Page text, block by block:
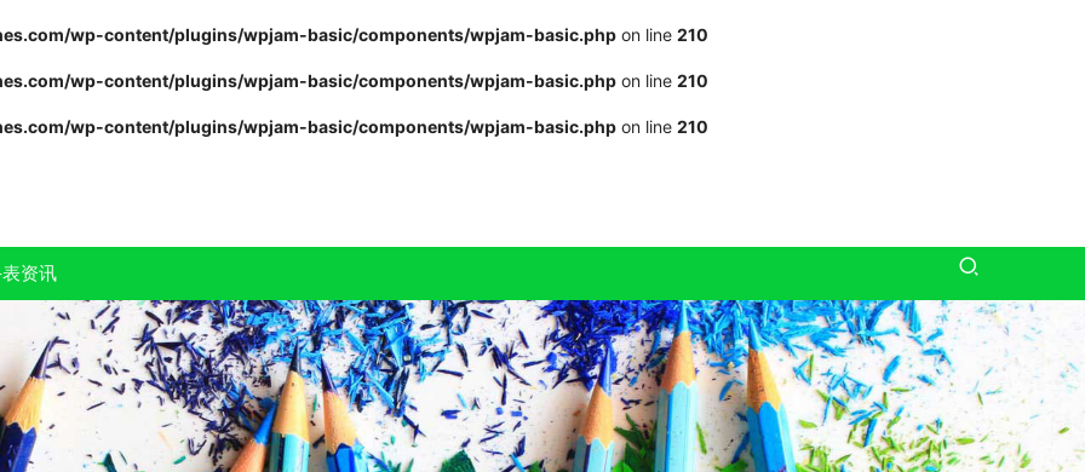
wp-content/plugins/wpjam-basic/components/wpjam-basic.php on line 210
wp-content/plugins/wpjam-basic/components/wpjam-basic.php on line 210
wp-content/plugins/wpjam-basic/components/wpjam-basic.php on line 210
资讯